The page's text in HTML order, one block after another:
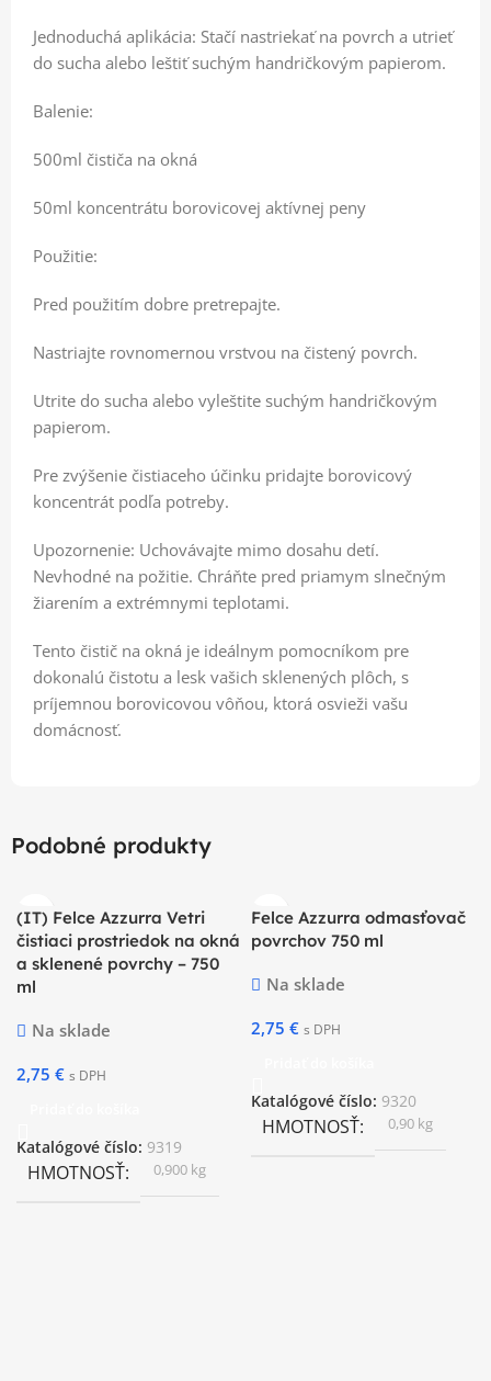
Jednoduchá aplikácia: Stačí nastriekať na povrch a utrieť
do sucha alebo leštiť suchým handričkovým papierom.
Balenie:
500ml čističa na okná
50ml koncentrátu borovicovej aktívnej peny
Použitie:
Pred použitím dobre pretrepajte.
Nastriajte rovnomernou vrstvou na čistený povrch.
Utrite do sucha alebo vyleštite suchým handričkovým
papierom.
Pre zvýšenie čistiaceho účinku pridajte borovicový
koncentrát podľa potreby.
Upozornenie: Uchovávajte mimo dosahu detí.
Nevhodné na požitie. Chráňte pred priamym slnečným
žiarením a extrémnymi teplotami.
Tento čistič na okná je ideálnym pomocníkom pre
dokonalú čistotu a lesk vašich sklenených plôch, s
príjemnou borovicovou vôňou, ktorá osvieži vašu
domácnosť.
Podobné produkty
(IT) Felce Azzurra Vetri
čistiaci prostriedok na okná
a sklenené povrchy – 750
ml
Na sklade
2,75 € s DPH
Katalógové číslo: 9319
HMOTNOSŤ 0,900 kg
Felce Azzurra odmasťovač
povrchov 750 ml
Na sklade
2,75 € s DPH
Katalógové číslo: 9320
HMOTNOSŤ 0,90 kg